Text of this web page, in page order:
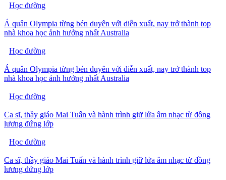
Học đường
Á quân Olympia từng bén duyên với diễn xuất, nay trở thành top
nhà khoa học ảnh hưởng nhất Australia
Học đường
Á quân Olympia từng bén duyên với diễn xuất, nay trở thành top
nhà khoa học ảnh hưởng nhất Australia
Học đường
Ca sĩ, thầy giáo Mai Tuấn và hành trình giữ lửa âm nhạc từ đồng
lương đứng lớp
Học đường
Ca sĩ, thầy giáo Mai Tuấn và hành trình giữ lửa âm nhạc từ đồng
lương đứng lớp